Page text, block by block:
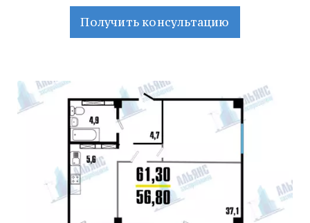
Получить консультацию